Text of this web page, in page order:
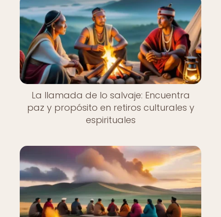
La llamada de lo salvaje: Encuentra
paz y propósito en retiros culturales y
espirituales